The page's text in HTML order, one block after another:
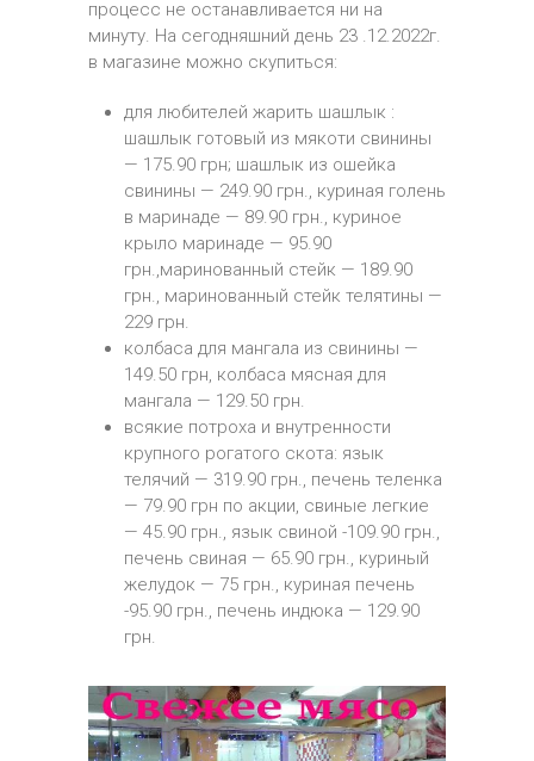
процесс не останавливается ни на
минуту. На сегодняшний день 23 .12.2022г.
в магазине можно скупиться:
для любителей жарить шашлык :
шашлык готовый из мякоти свинины
— 175.90 грн; шашлык из ошейка
свинины — 249.90 грн., куриная голень
в маринаде — 89.90 грн., куриное
крыло маринаде — 95.90
грн.,маринованный стейк — 189.90
грн., маринованный стейк телятины —
229 грн.
колбаса для мангала из свинины —
149.50 грн, колбаса мясная для
мангала — 129.50 грн.
всякие потроха и внутренности
крупного рогатого скота: язык
телячий — 319.90 грн., печень теленка
— 79.90 грн по акции, свиные легкие
— 45.90 грн., язык свиной -109.90 грн.,
печень свиная — 65.90 грн., куриный
желудок — 75 грн., куриная печень
-95.90 грн., печень индюка — 129.90
грн.